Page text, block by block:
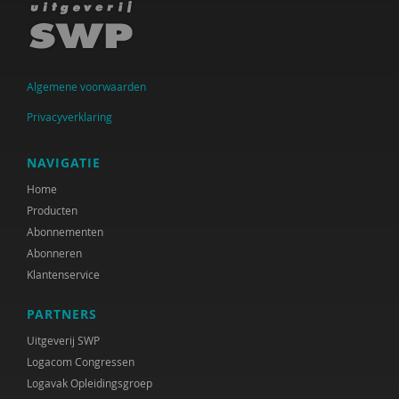
Algemene voorwaarden
Privacyverklaring
NAVIGATIE
Home
Producten
Abonnementen
Abonneren
Klantenservice
PARTNERS
Uitgeverij SWP
Logacom Congressen
Logavak Opleidingsgroep